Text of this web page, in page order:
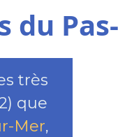
très
que
Mer,